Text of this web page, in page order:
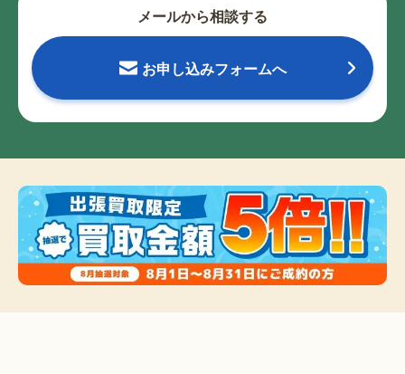
メールから相談する
お申し込みフォームへ